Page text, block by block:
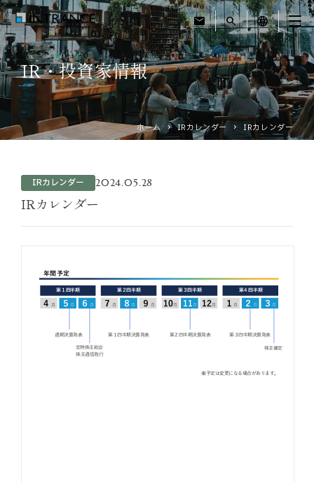
mail search language
トップ
企業情報
運営ホテル
サステナビリティ
IR・投資家情報
ホーム IRカレンダー IRカレンダー
IRカレンダー 2024.05.28
IRカレンダー